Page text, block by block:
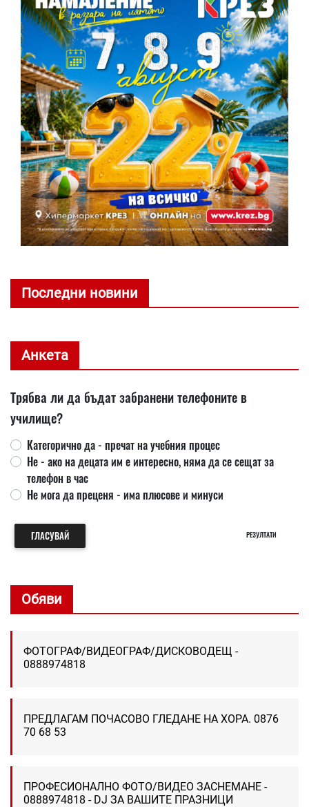
Последни новини
Анкета
Трябва ли да бъдат забранени телефоните в
училище?
Категорично да - пречат на учебния процес
Не - ако на децата им е интересно, няма да се сещат за
телефон в час
Не мога да преценя - има плюсове и минуси
ГЛАСУВАЙ РЕЗУЛТАТИ
Обяви
ФОТОГРАФ/ВИДЕОГРАФ/ДИСКОВОДЕЩ -
0888974818
ПРЕДЛАГАМ ПОЧАСОВО ГЛЕДАНЕ НА ХОРА. 0876
70 68 53
ПРОФЕСИОНАЛНО ФОТО/ВИДЕО ЗАСНЕМАНЕ -
0888974818 - DJ ЗА ВАШИТЕ ПРАЗНИЦИ